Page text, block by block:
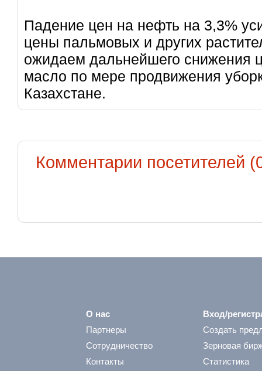
Падение цен на нефть на 3,3%
цены пальмовых и других
ожидаем дальнейшего снижения
масло по мере продвижения
Казахстане.
Комментарии посетителей
О нас
Партнеры
Сотрудничество
Контакты
Вход/
Создать
Зерновая
Статистика